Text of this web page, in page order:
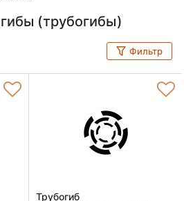
(трубогибы)
Фильтр
Трубогиб